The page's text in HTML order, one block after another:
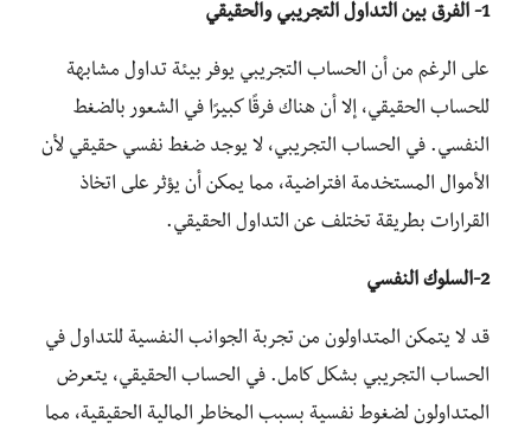
1- الفرق بين التداول التجريبي والحقيقي
على الرغم من أن الحساب التجريبي يوفر بيئة تداول مشابهة
للحساب الحقيقي، إلا أن هناك فرقًا كبيرًا في الشعور بالضغط
النفسي. في الحساب التجريبي، لا يوجد ضغط نفسي حقيقي لأن
الأموال المستخدمة افتراضية، مما يمكن أن يؤثر على اتخاذ
القرارات بطريقة تختلف عن التداول الحقيقي.
2-السلوك النفسي
قد لا يتمكن المتداولون من تجربة الجوانب النفسية للتداول في
الحساب التجريبي بشكل كامل. في الحساب الحقيقي، يتعرض
المتداولون لضغوط نفسية بسبب المخاطر المالية الحقيقية، مما